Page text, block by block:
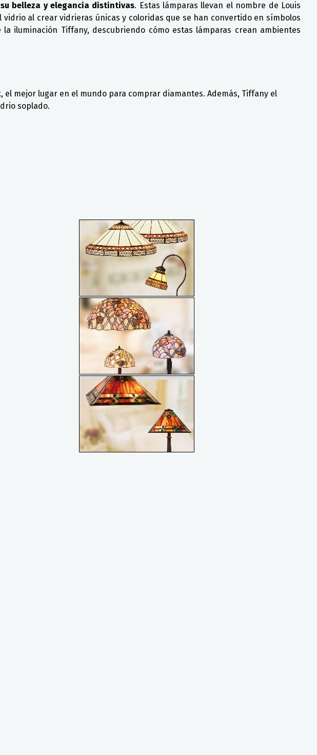
belleza y elegancia distintivas. Estas lámparas llevan el nombre de Louis
al crear vidrieras únicas y coloridas que se han convertido en símbolos
iluminación Tiffany, descubriendo cómo estas lámparas crean ambientes
mejor lugar en el mundo para comprar diamantes. Además, Tiffany el
soplado.